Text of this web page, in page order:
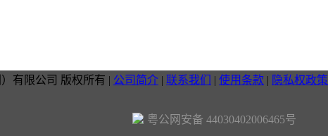
有限公司 版权所有 公司简介 联系我们 使用条款 隐私权政策
粤公网安备 44030402006465号